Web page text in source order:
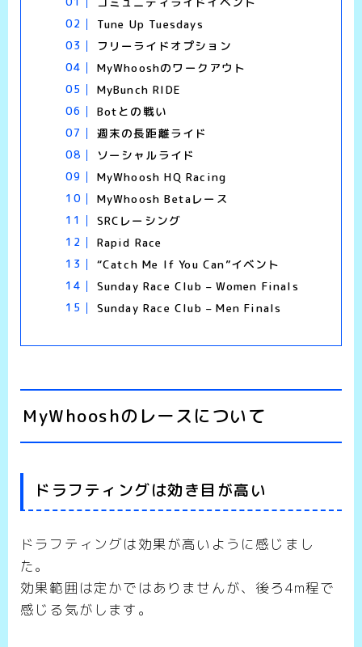
Tune Up Tuesdays
フリーライドオプション
MyWhooshのワークアウト
MyBunch RIDE
Botとの戦い
週末の長距離ライド
ソーシャルライド
MyWhoosh HQ Racing
MyWhoosh Betaレース
SRCレーシング
Rapid Race
“Catch Me If You Can”イベント
Sunday Race Club – Women Finals
Sunday Race Club – Men Finals
MyWhooshのレースについて
ドラフティングは効き目が高い
ドラフティングは効果が高いように感じまし
た。
効果範囲は定かではありませんが、後ろ4m程で
感じる気がします。